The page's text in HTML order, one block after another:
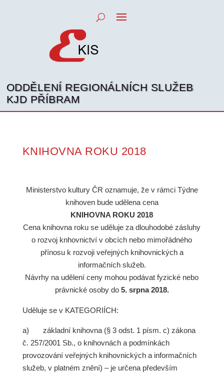
ODDĚLENÍ REGIONÁLNÍCH SLUŽEB
KJD PŘÍBRAM
KNIHOVNA ROKU 2018
Ministerstvo kultury ČR oznamuje, že v rámci Týdne
knihoven bude udělena cena
KNIHOVNA ROKU 2018
Cena knihovna roku se uděluje za dlouhodobé zásluhy
o rozvoj knhovnictví v obcích nebo mimořádného
přínosu k rozvoji veřejných knihovnických a
informačních služeb.
Návrhy na udělení ceny mohou podávat fyzické nebo
právnické osoby do 5. srpna 2018.
Uděluje se v KATEGORIÍCH:
a)
základní knihovna (§ 3 odst. 1 písm. c) zákona
č. 257/2001 Sb., o knihovnách a podmínkách
provozování veřejných knihovnických a informačních
služeb, v platném znění) – je určena především